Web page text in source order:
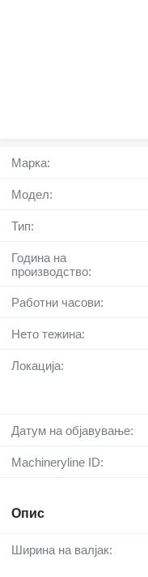
Марка:
Модел:
Тип:
Година на
производство:
Работни часови:
Нето тежина:
Локација:
Датум на објавување:
Machineryline ID:
Опис
Ширина на валјак: